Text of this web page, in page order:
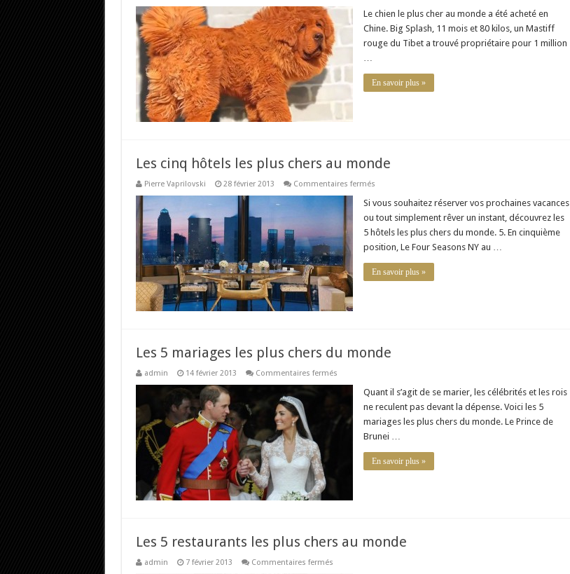
du
:
le
chien
Le chien le plus cher au monde a été acheté en
Chine. Big Splash, 11 mois et 80 kilos, un Mastiff
rouge du Tibet a trouvé propriétaire pour 1 million
…
En savoir plus »
Les cinq hôtels les plus chers au monde
Pierre Vaprilovski 28 février 2013 Commentaires ferméssur
cinq
les
plus
chers
au
Si vous souhaitez réserver vos prochaines vacances
ou tout simplement rêver un instant, découvrez les
5 hôtels les plus chers du monde. 5. En cinquième
position, Le Four Seasons NY au …
En savoir plus »
Les 5 mariages les plus chers du monde
admin 14 février 2013 Commentaires ferméssur
mariages
plus
chers
Quant il s’agit de se marier, les célébrités et les rois
ne reculent pas devant la dépense. Voici les 5
mariages les plus chers du monde. Le Prince de
Brunei …
En savoir plus »
Les 5 restaurants les plus chers au monde
admin 7 février 2013 Commentaires ferméssur